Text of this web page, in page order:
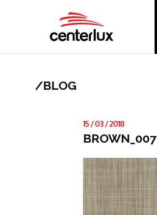
/BLOG
15 /03 /2018
BROWN_007